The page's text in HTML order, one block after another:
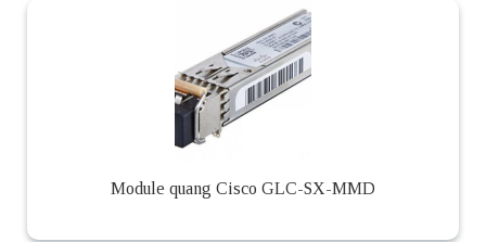
Module quang Cisco GLC-SX-MMD